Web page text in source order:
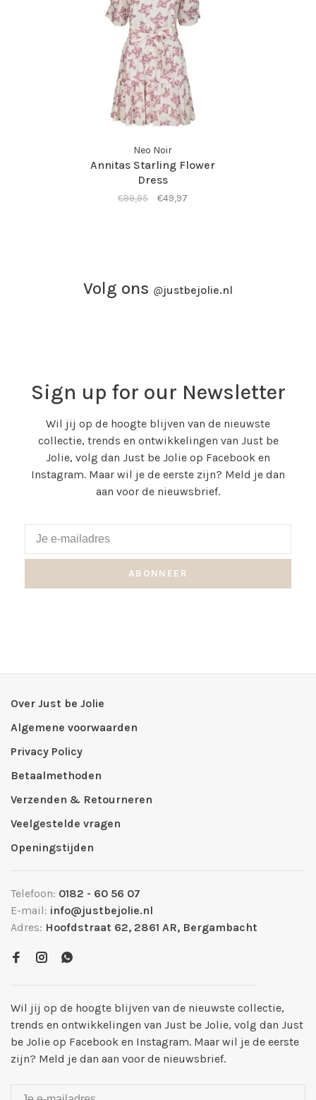
Neo Noir
Annitas Starling Flower
Dress
€99,95 €49,97
Volg ons @justbejolie.nl
Sign up for our Newsletter
Wil jij op de hoogte blijven van de nieuwste
collectie, trends en ontwikkelingen van Just be
Jolie, volg dan Just be Jolie op Facebook en
Instagram. Maar wil je de eerste zijn? Meld je dan
aan voor de nieuwsbrief.
ABONNEER
Over Just be Jolie
Algemene voorwaarden
Privacy Policy
Betaalmethoden
Verzenden & Retourneren
Veelgestelde vragen
Openingstijden
Telefoon: 0182 - 60 56 07
E-mail: info@justbejolie.nl
Adres: Hoofdstraat 62, 2861 AR, Bergambacht
Wil jij op de hoogte blijven van de nieuwste collectie,
trends en ontwikkelingen van Just be Jolie, volg dan Just
be Jolie op Facebook en Instagram. Maar wil je de eerste
zijn? Meld je dan aan voor de nieuwsbrief.